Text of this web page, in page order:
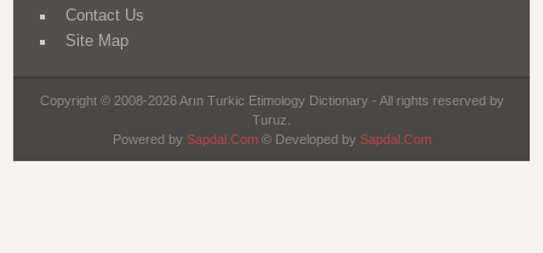
Contact Us
Site Map
Copyright © 2008-2026 Arın Turkic Etimology Dictionary - All rights reserved by
Turuz.
Powered by Sapdal.Com© Developed by Sapdal.Com